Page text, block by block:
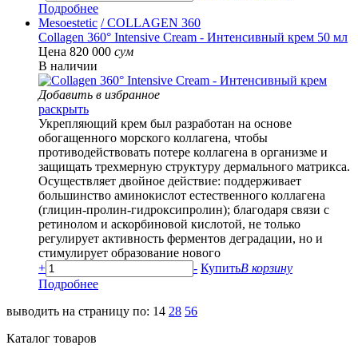
Подробнее
Mesoestetic / COLLAGEN 360
Collagen 360° Intensive Cream - Интенсивный крем 50 мл
Цена 820 000 сум
В наличии
Добавить в избранное
раскрыть
Укрепляющий крем был разработан на основе
обогащенного морского коллагена, чтобы
противодействовать потере коллагена в организме и
защищать трехмерную структуру дермального матрикса.
Осуществляет двойное действие: поддерживает
большинство аминокислот естественного коллагена
(глицин-пролин-гидроксипролин); благодаря связи с
ретинолом и аскорбиновой кислотой, не только
регулирует активность ферментов деградации, но и
стимулирует образование нового
+
- КупитьВ корзину
Подробнее
выводить на страницу по: 14 28 56
Каталог товаров